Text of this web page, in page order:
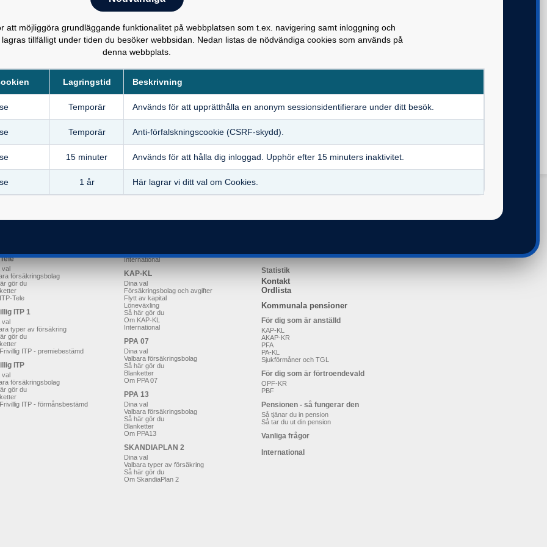
att möjliggöra grundläggande funktionalitet på webbplatsen som t.ex. navigering samt inloggning och
tillfälligt under tiden du besöker webbsidan. Nedan listas de nödvändiga cookies som används på
denna webbplats.
Lagringstid Beskrivning
Temporär Används för att upprätthålla en anonym sessionsidentifierare under ditt besök.
Temporär Anti‑förfalskningscookie (CSRF-skydd).
15 minuter Används för att hålla dig inloggad. Upphör efter 15 minuters inaktivitet.
1 år Här lagrar vi ditt val om Cookies.
www.spp.se
0771-696 320
www.amf.se
08-504 225 00
www.futur.se
0771-77 88 99
www.handelsbanken.se
www.lansforsakringar.se
www.movestic.se
0771-55 55 00
www.skandia.se
0771-533 533
val
försäkringsbolag
gör du
Tele
ITP 1
val
typer av försäkring
gör du
ITP - premiebestämd
ITP
val
försäkringsbolag
gör du
ITP - förmånsbestämd
International
KAP-KL
Dina val
Försäkringsbolag och avgifter
Flytt av kapital
Löneväxling
Så här gör du
Om KAP-KL
International
PPA 07
Dina val
Valbara försäkringsbolag
Så här gör du
Blanketter
Om PPA 07
PPA 13
Dina val
Valbara försäkringsbolag
Så här gör du
Blanketter
Om PPA13
SKANDIAPLAN 2
Dina val
Valbara typer av försäkring
Så här gör du
Om SkandiaPlan 2
Inställningar för cookies
Personuppgifter
Statistik
Kontakt
Ordlista
Kommunala pensioner
För dig som är anställd
KAP-KL
AKAP-KR
PFA
PA-KL
Sjukförmåner och TGL
För dig som är förtroendevald
OPF-KR
PBF
Pensionen - så fungerar den
Så tjänar du in pension
Så tar du ut din pension
Vanliga frågor
International